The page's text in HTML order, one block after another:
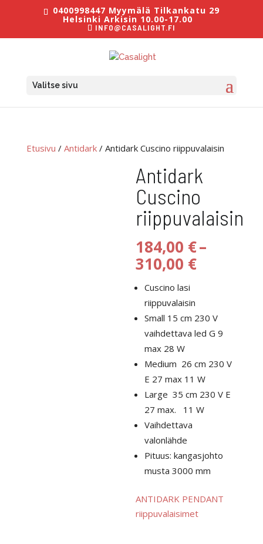
0400998447 Myymälä Tilkankatu 29
Helsinki Arkisin 10.00-17.00
INFO@CASALIGHT.FI
Valitse sivu
Etusivu / Antidark/ Antidark Cuscino riippuvalaisin
Antidark
Cuscino
riippuvalaisin
184,00 €–
310,00 €
Cuscino lasi
riippuvalaisin
Small 15 cm 230 V
vaihdettava led G 9
max 28 W
Medium 26 cm 230 V
E 27 max 11 W
Large 35 cm 230 V E
27 max. 11 W
Vaihdettava
valonlähde
Pituus: kangasjohto
musta 3000 mm
ANTIDARK PENDANT
riippuvalaisimet